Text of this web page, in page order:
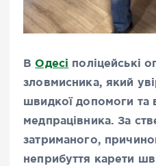
ВОдесі поліцейські
зловмисника, який
швидкої допомоги та
медпрацівника. За
затриманого,
неприбуття карети